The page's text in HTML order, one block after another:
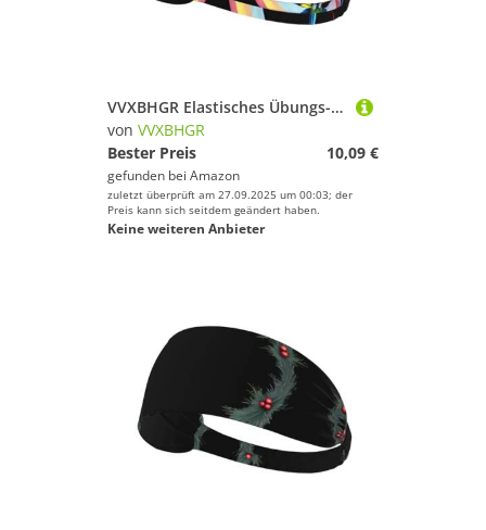
VVXBHGR Elastisches Übungs-Stirnband mit zwei Köpfen für Damen und Herren, weich, schnell trocknend
von VVXBHGR
Bester Preis
10,09 €
gefunden bei Amazon
zuletzt überprüft am 27.09.2025 um 00:03; der
Preis kann sich seitdem geändert haben.
Keine weiteren Anbieter